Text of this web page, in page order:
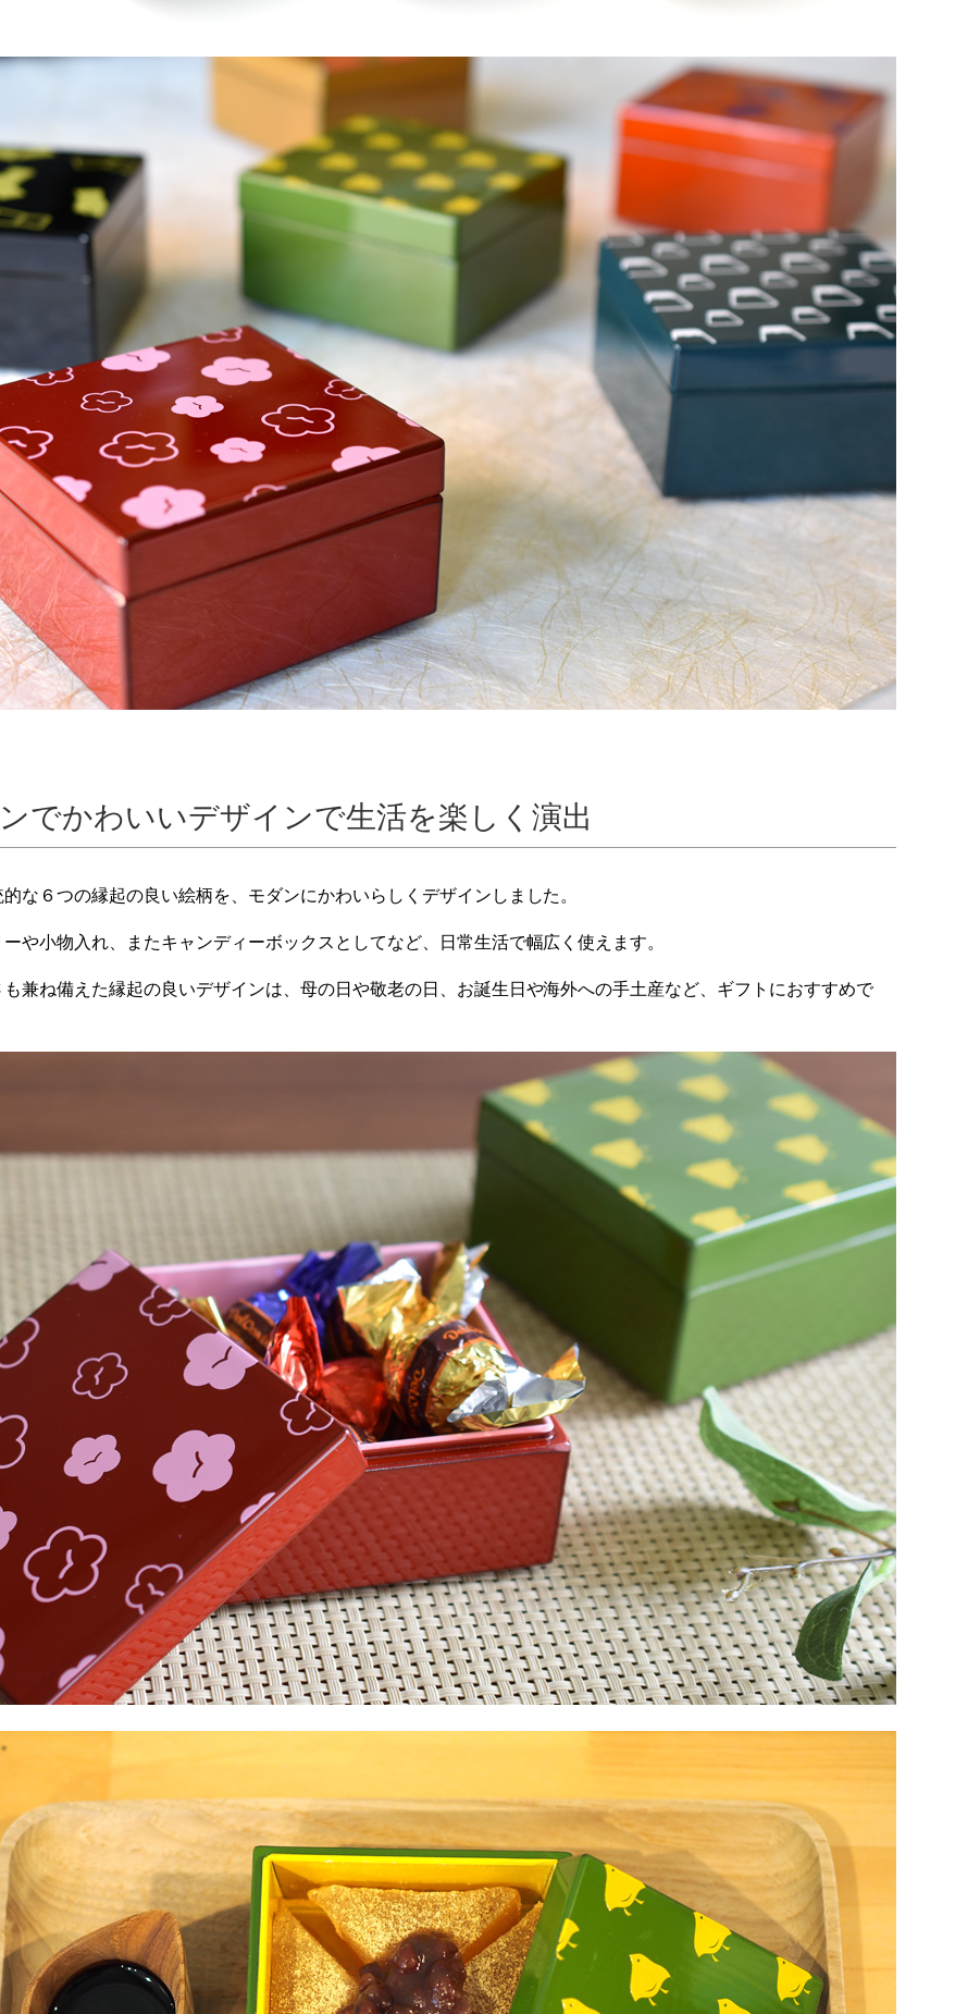
でかわいいデザインで生活を楽しく演出
的な６つの縁起の良い絵柄を、モダンにかわいらしくデザインしました。
や小物入れ、またキャンディーボックスとしてなど、日常生活で幅広く使えます。
も兼ね備えた縁起の良いデザインは、母の日や敬老の日、お誕生日や海外への手土産など、ギフトにおすすめで